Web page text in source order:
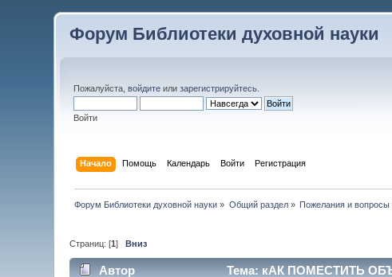
Форум Библиотеки духовной науки
Пожалуйста,войдите илизарегистрируйтесь
Войти
Начало Помощь Календарь Войти Регистрация
Форум Библиотеки духовной науки » Общий раздел» Пожелания и вопросы
Страниц: [1] Вниз
Автор Тема: кАК ПОМЕСТИТЬ